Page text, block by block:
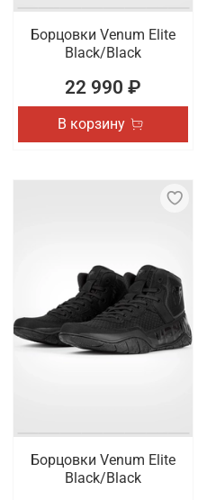
Борцовки Venum Elite
Black/Black
22 990 ₽
В корзину
Борцовки Venum Elite
Black/Black